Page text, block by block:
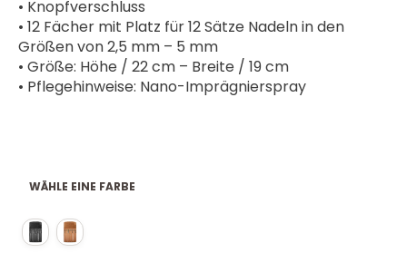
• Knopfverschluss
• 12 Fächer mit Platz für 12 Sätze Nadeln in den
Größen von 2,5 mm – 5 mm
• Größe: Höhe / 22 cm – Breite / 19 cm
• Pflegehinweise: Nano-Imprägnierspray
WÄHLE EINE FARBE